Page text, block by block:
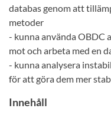
databas genom att
metoder
- kunna använda OBDC
mot och arbeta med en
- kunna analysera
för att göra dem mer
Innehåll